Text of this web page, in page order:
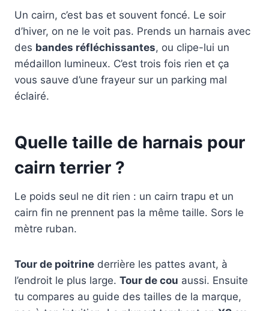
Un cairn, c’est bas et souvent foncé. Le soir
d’hiver, on ne le voit pas. Prends un harnais avec
des bandes réfléchissantes, ou clipe-lui un
médaillon lumineux. C’est trois fois rien et ça
vous sauve d’une frayeur sur un parking mal
éclairé.
Quelle taille de harnais pour
cairn terrier ?
Le poids seul ne dit rien : un cairn trapu et un
cairn fin ne prennent pas la même taille. Sors le
mètre ruban.
Tour de poitrine derrière les pattes avant, à
l’endroit le plus large. Tour de cou aussi. Ensuite
tu compares au guide des tailles de la marque,